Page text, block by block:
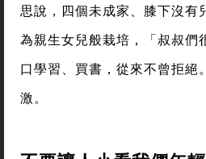
思說，四個未成家、膝下沒有
為親生女兒般栽培，「叔叔們
口學習、買書，從來不曾拒絕
激。